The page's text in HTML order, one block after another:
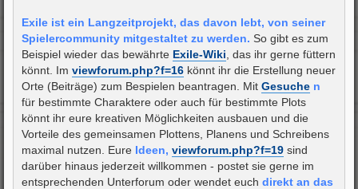
Exile ist ein Langzeitprojekt, das davon lebt, von seiner
Spielercommunity mitgestaltet zu werden. So gibt es zum
Beispiel wieder das bewährte Exile-Wiki , das ihr gerne füttern
könnt. Im viewforum.php?f=16 könnt ihr die Erstellung neuer
Orte (Beiträge) zum Bespielen beantragen. Mit Gesuche n
für bestimmte Charaktere oder auch für bestimmte Plots
könnt ihr eure kreativen Möglichkeiten ausbauen und die
Vorteile des gemeinsamen Plottens, Planens und Schreibens
maximal nutzen. Eure Ideen, viewforum.php?f=19 sind
darüber hinaus jederzeit willkommen - postet sie gerne im
entsprechenden Unterforum oder wendet euch direkt an das